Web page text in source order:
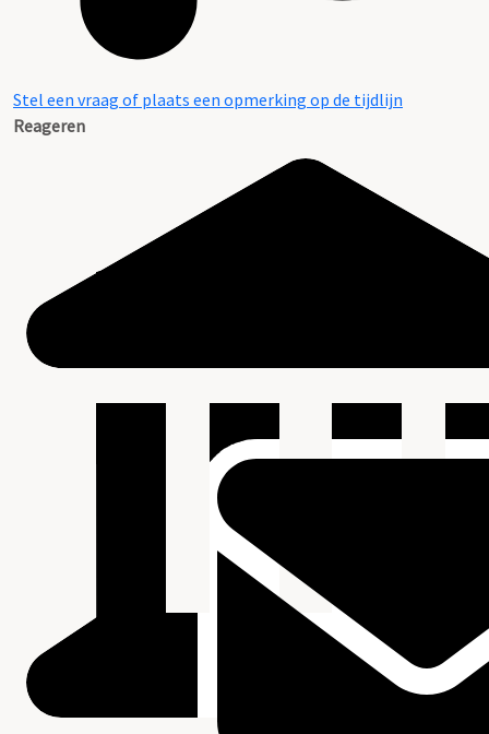
Stel een vraag of plaats een opmerking op de tijdlijn
Reageren